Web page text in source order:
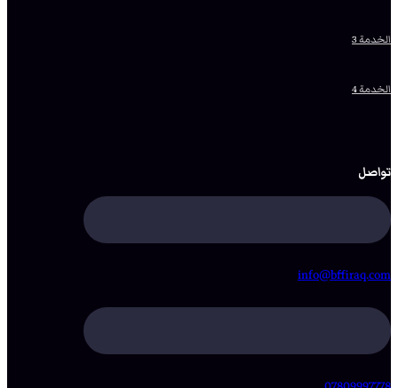
الخدمة 3
الخدمة 4
تواصل
info@bffiraq.com